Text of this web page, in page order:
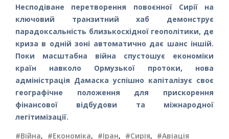
Несподіване перетворення повоєнної Сирії на
ключовий транзитний хаб демонструє
парадоксальність близькосхідної геополітики, де
криза в одній зоні автоматично дає шанс іншій.
Поки масштабна війна спустошує економіки
країн навколо Ормузької протоки, нова
адміністрація Дамаска успішно капіталізує своє
географічне положення для прискорення
фінансової відбудови та міжнародної
легітимізації.
#Війна, #Економіка, #Іран, #Сирія, #Авіація